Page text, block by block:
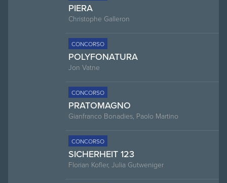
PIERA
Christophe Galleron
CONCORSO
POLYFONATURA
Jon Vatne
CONCORSO
PRATOMAGNO
Gianfranco Bonadies, Paolo Martino
CONCORSO
SICHERHEIT 123
Florian Kofler, Julia Gutweniger